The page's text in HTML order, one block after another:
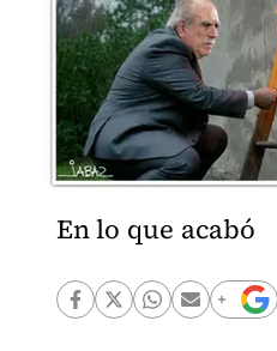
En lo que acabó